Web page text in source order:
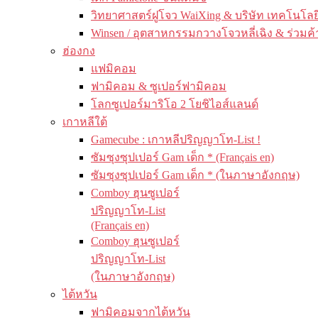
วิทยาศาสตร์ฝูโจว WaiXing & บริษัท เทคโนโล
Winsen / อุตสาหกรรมกวางโจวหลี่เฉิง & ร่วมค้
ฮ่องกง
แฟมิคอม
ฟามิคอม & ซูเปอร์ฟามิคอม
โลกซูเปอร์มาริโอ 2 โยชิไอส์แลนด์
เกาหลีใต้
Gamecube : เกาหลีปริญญาโท-List !
ซัมซุงซุปเปอร์ Gam เด็ก * (Français en)
ซัมซุงซุปเปอร์ Gam เด็ก * (ในภาษาอังกฤษ)
Comboy ฮุนซูเปอร์
ปริญญาโท-List
(Français en)
Comboy ฮุนซูเปอร์
ปริญญาโท-List
(ในภาษาอังกฤษ)
ไต้หวัน
ฟามิคอมจากไต้หวัน